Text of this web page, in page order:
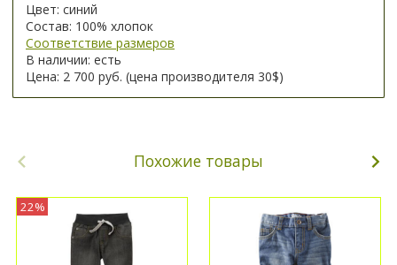
Цвет: синий
Состав: 100% хлопок
Соответствие размеров
В наличии: есть
Цена: 2 700 руб. (цена производителя 30$)
Похожие товары
22%